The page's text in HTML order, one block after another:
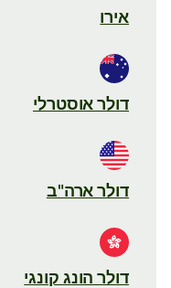
אירו
דולר אוסטרלי
דולר ארה"ב
דולר הונג קונגי